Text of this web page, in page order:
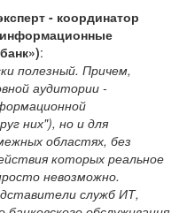
- координатор
:
полезный. Причем,
аудитории -
них"), но и для
областях, без
которых реальное
невозможно.
служб ИТ,